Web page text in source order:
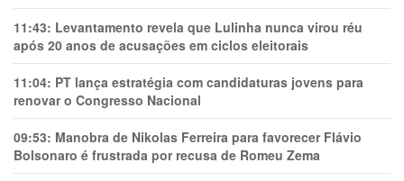
11:43: Levantamento revela que Lulinha nunca virou réu
após 20 anos de acusações em ciclos eleitorais
11:04: PT lança estratégia com candidaturas jovens para
renovar o Congresso Nacional
09:53: Manobra de Nikolas Ferreira para favorecer Flávio
Bolsonaro é frustrada por recusa de Romeu Zema